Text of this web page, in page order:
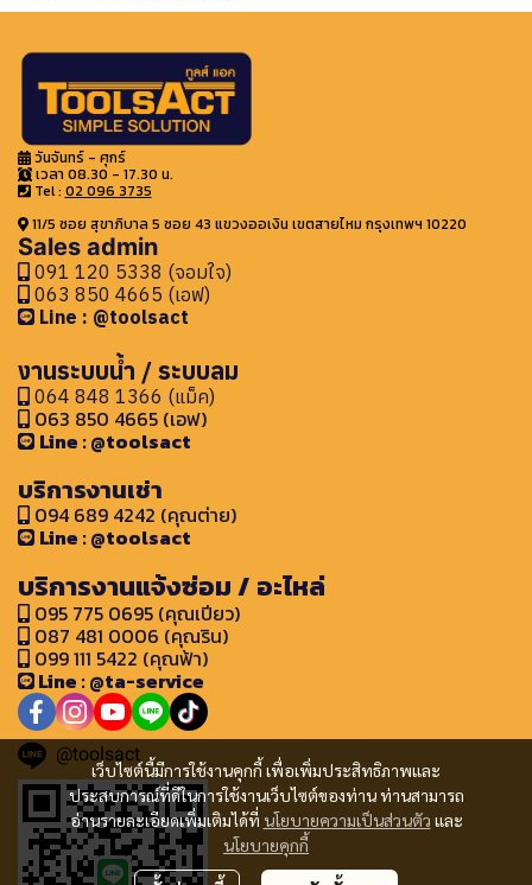
เว็บไซต์นี้มีการใช้งานคุกกี้ เพื่อเพิ่มประสิทธิภาพและ
ประสบการณ์ที่ดีในการใช้งานเว็บไซต์ของท่าน ท่านสามารถ
อ่านรายละเอียดเพิ่มเติมได้ที่ นโยบายความเป็นส่วนตัว และ
นโยบายคุกกี้
วันจันทร์ - ศุกร์
เวลา 08.30 - 17.30 น.
Tel : 02 096 3735
11/5 ซอย สุขาภิบาล 5 ซอย 43 แขวงออเงิน เขตสายไหม กรุงเทพฯ 10220
Sales admin
091 120 5338 (จอมใจ)
063 850 4665 (เอฟ)
Line : @toolsact
งานระบบน้ำ / ระบบลม
064 848 1366 (แม็ค)
063 850 4665 (เอฟ)
Line : @toolsact
บริการงานเช่า
094 689 4242 (คุณต่าย)
Line : @toolsact
บริการงานแจ้งซ่อม / อะไหล่
095 775 0695 (คุณเปียว)
087 481 0006 (คุณริน)
099 111 5422 (คุณฟ้า)
Line : @ta-service
@toolsact